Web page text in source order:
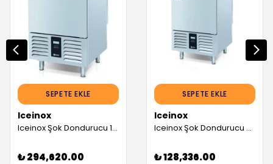
SEPETE EKLE
Iceinox
Iceinox Şok Dondurucu 15 Tepsili (Servis Garantili)
₺ 294,620.00
SEPETE EKLE
Iceinox
Iceinox Şok Dondurucu ve Soğutucu, 7 Tepsi Kapasiteli (Servis Garantili)
₺ 128,336.00